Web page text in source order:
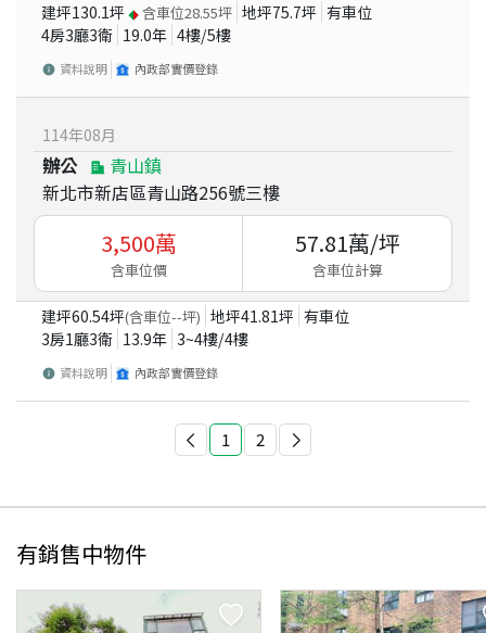
建坪130.1坪 含車位28.55坪 地坪75.7坪 有車位
4房3廳3衛 19.0年 4樓/5樓
資料說明 內政部實價登錄
114年08月
辦公
青山鎮
新北市新店區青山路256號三樓
3,500萬
含車位價
57.81萬/坪
含車位計算
建坪60.54坪(含車位--坪) 地坪41.81坪 有車位
3房1廳3衛 13.9年 3~4樓/4樓
資料說明 內政部實價登錄
1 2
有銷售中物件